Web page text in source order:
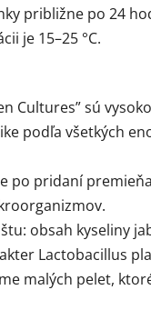
približne po 24
je 15–25 °C.
Cultures” sú
podľa všetkých
po pridaní
obsah kyseliny
Lactobacillus
malých pelet,